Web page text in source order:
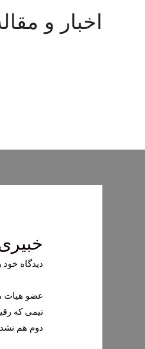
اخبار و
دیدگاه‌ خود
عضو هیات
تیمی که
دوم هم